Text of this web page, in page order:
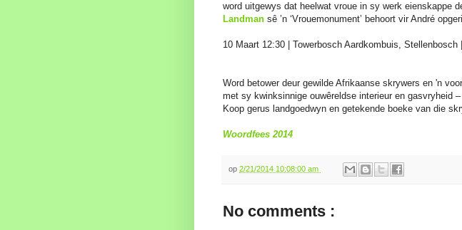
word uitgewys dat heelwat vroue in sy werk eienskappe
Landman sê ’n ‘Vrouemonument’ behoort vir André
10 Maart 12:30 | Towerbosch Aardkombuis, Stellenbosch
Word betower deur gewilde Afrikaanse skrywers en 'n
met sy kwinksinnige ouwêreldse interieur en gasvryheid
Koop gerus landgoedwyn en getekende boeke van die
Woordfees 2014
op 2/21/2014 10:08:00 am
No comments :